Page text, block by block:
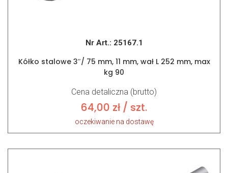
Nr Art.: 25167.1
Kółko stalowe 3″/ 75 mm, 11 mm, wał L 252 mm, max
kg 90
Cena detaliczna (brutto)
64,00 zł / szt.
oczekiwanie na dostawę